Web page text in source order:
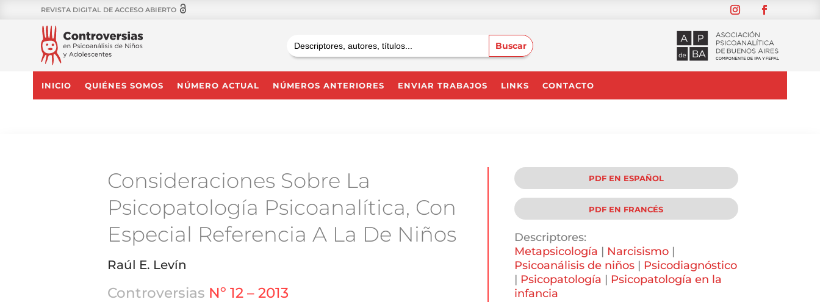
REVISTA DIGITAL DE ACCESO ABIERTO
INICIO QUIÉNES SOMOS NÚMERO ACTUAL NÚMEROS ANTERIORES ENVIAR TRABAJOS LINKS CONTACTO
Consideraciones Sobre La
Psicopatología Psicoanalítica, Con
Especial Referencia A La De Niños
Raúl E. Levín
Controversias Nº 12 – 2013
PDF EN ESPAÑOL
PDF EN FRANCÉS
Descriptores:
Metapsicología | Narcisismo|
Psicoanálisis de niños| Psicodiagnóstico
| Psicopatología | Psicopatología en la
infancia